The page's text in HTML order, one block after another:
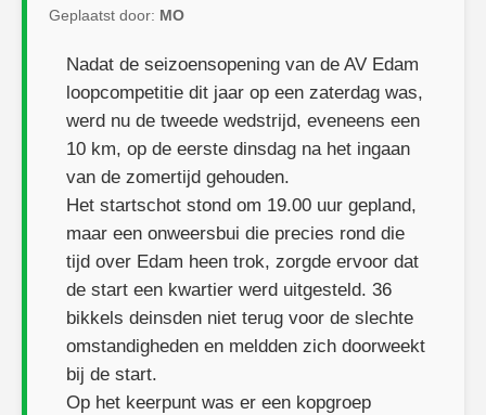
Geplaatst door: MO
Nadat de seizoensopening van de AV Edam
loopcompetitie dit jaar op een zaterdag was,
werd nu de tweede wedstrijd, eveneens een
10 km, op de eerste dinsdag na het ingaan
van de zomertijd gehouden.
Het startschot stond om 19.00 uur gepland,
maar een onweersbui die precies rond die
tijd over Edam heen trok, zorgde ervoor dat
de start een kwartier werd uitgesteld. 36
bikkels deinsden niet terug voor de slechte
omstandigheden en meldden zich doorweekt
bij de start.
Op het keerpunt was er een kopgroep